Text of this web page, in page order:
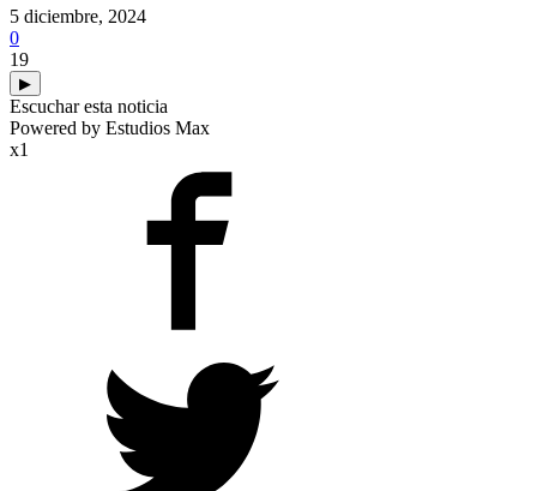
5 diciembre, 2024
0
19
▶
Escuchar esta noticia
Powered by Estudios Max
x1